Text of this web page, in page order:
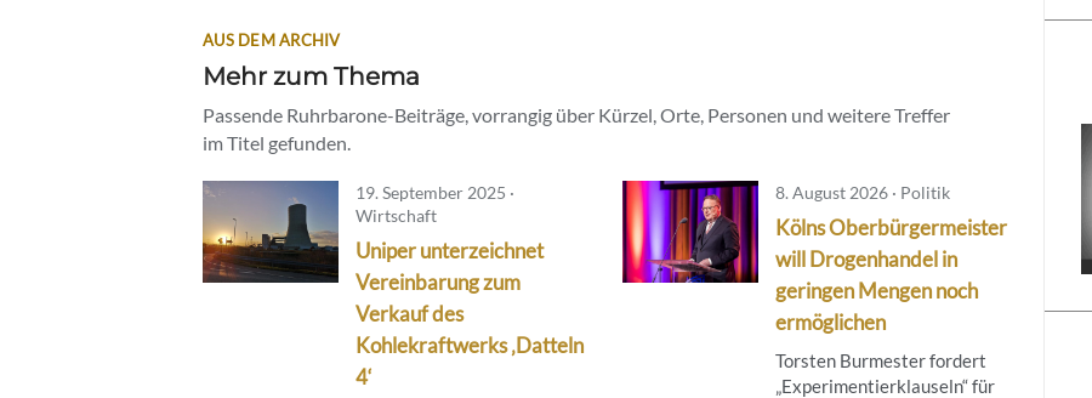
AUS DEM ARCHIV
Mehr zum Thema
Passende Ruhrbarone-Beiträge, vorrangig über Kürzel, Orte, Personen und weitere Treffer
im Titel gefunden.
19. September 2025 ·
Wirtschaft
Uniper unterzeichnet
Vereinbarung zum
Verkauf des
Kohlekraftwerks ‚Datteln
4‘
8. August 2026 · Politik
Kölns Oberbürgermeister
will Drogenhandel in
geringen Mengen noch
ermöglichen
Torsten Burmester fordert
„Experimentierklauseln“ für